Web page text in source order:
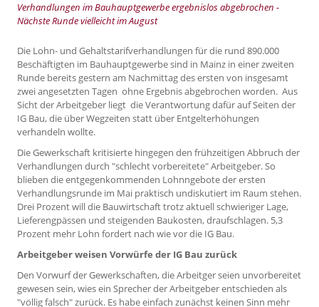
Verhandlungen im Bauhauptgewerbe ergebnislos abgebrochen -
Nächste Runde vielleicht im August
Die Lohn- und Gehaltstarifverhandlungen für die rund 890.000
Beschäftigten im Bauhauptgewerbe sind in Mainz in einer zweiten
Runde bereits gestern am Nachmittag des ersten von insgesamt
zwei angesetzten Tagen ohne Ergebnis abgebrochen worden. Aus
Sicht der Arbeitgeber liegt die Verantwortung dafür auf Seiten der
IG Bau, die über Wegzeiten statt über Entgelterhöhungen
verhandeln wollte.
Die Gewerkschaft kritisierte hingegen den frühzeitigen Abbruch der
Verhandlungen durch "schlecht vorbereitete" Arbeitgeber. So
blieben die entgegenkommenden Lohnngebote der ersten
Verhandlungsrunde im Mai praktisch undiskutiert im Raum stehen.
Drei Prozent will die Bauwirtschaft trotz aktuell schwieriger Lage,
Lieferengpässen und steigenden Baukosten, draufschlagen. 5,3
Prozent mehr Lohn fordert nach wie vor die IG Bau.
Arbeitgeber weisen Vorwürfe der IG Bau zurück
Den Vorwurf der Gewerkschaften, die Arbeitger seien unvorbereitet
gewesen sein, wies ein Sprecher der Arbeitgeber entschieden als
"völlig falsch" zurück. Es habe einfach zunächst keinen Sinn mehr